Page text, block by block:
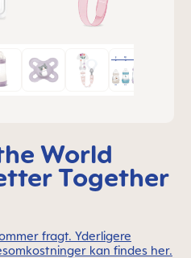
World
Together
fragt. Yderligere
kan findes her.